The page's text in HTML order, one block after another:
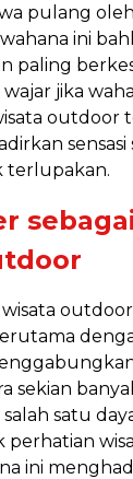
pulang
ini
paling
jika
outdoor
sensasi
terlupakan.
sekian
satu
perhatian
ini